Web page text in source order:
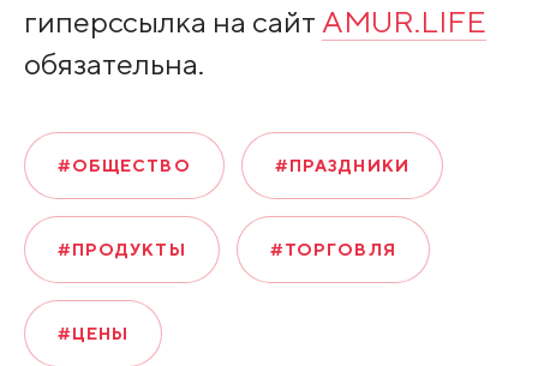
гиперссылка на сайт AMUR.LIFE
обязательна.
#ОБЩЕСТВО #ПРАЗДНИКИ
#ПРОДУКТЫ #ТОРГОВЛЯ
#ЦЕНЫ